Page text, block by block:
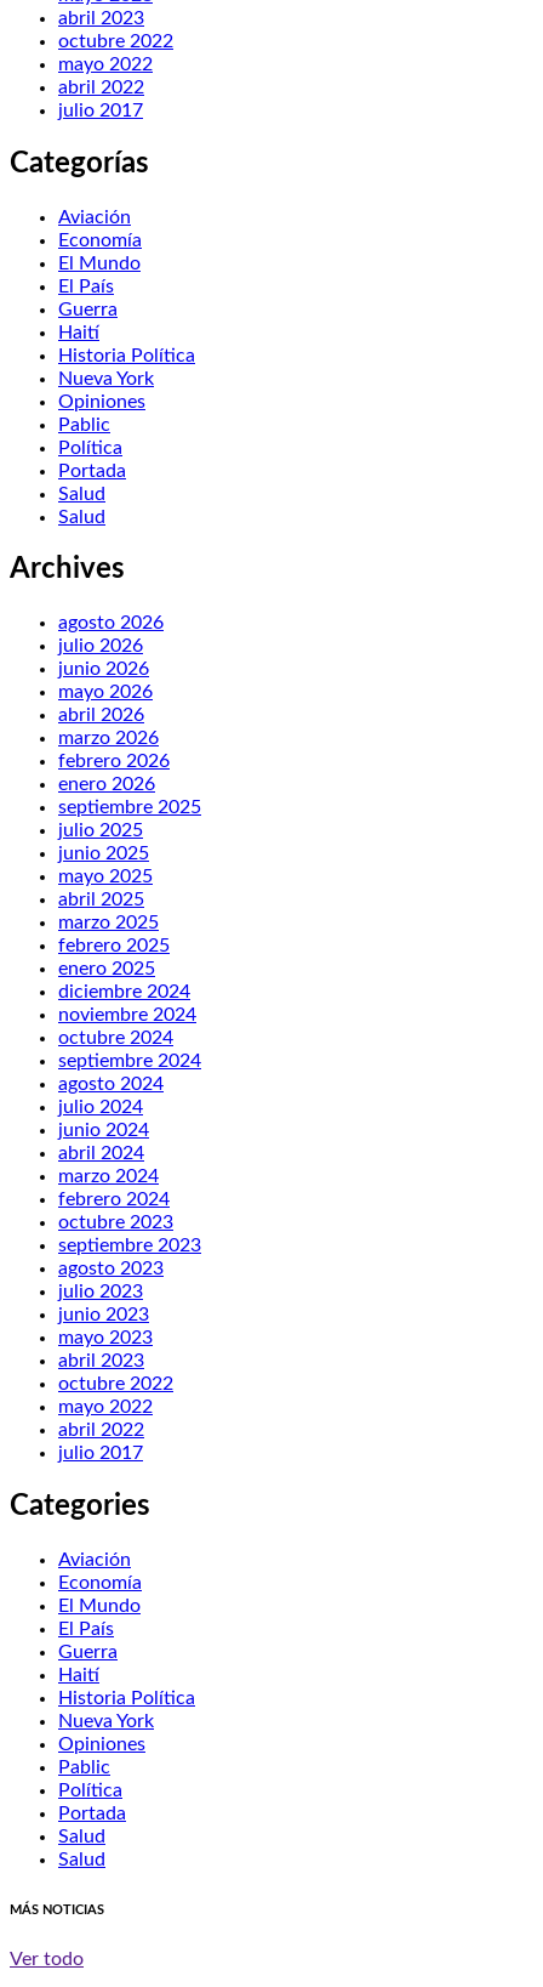
abril 2023
octubre 2022
mayo 2022
abril 2022
julio 2017
Categorías
Aviación
Economía
El Mundo
El País
Guerra
Haití
Historia Política
Nueva York
Opiniones
Pablic
Política
Portada
Salud
Salud
Archives
agosto 2026
julio 2026
junio 2026
mayo 2026
abril 2026
marzo 2026
febrero 2026
enero 2026
septiembre 2025
julio 2025
junio 2025
mayo 2025
abril 2025
marzo 2025
febrero 2025
enero 2025
diciembre 2024
noviembre 2024
octubre 2024
septiembre 2024
agosto 2024
julio 2024
junio 2024
abril 2024
marzo 2024
febrero 2024
octubre 2023
septiembre 2023
agosto 2023
julio 2023
junio 2023
mayo 2023
abril 2023
octubre 2022
mayo 2022
abril 2022
julio 2017
Categories
Aviación
Economía
El Mundo
El País
Guerra
Haití
Historia Política
Nueva York
Opiniones
Pablic
Política
Portada
Salud
Salud
MÁS NOTICIAS
Ver todo